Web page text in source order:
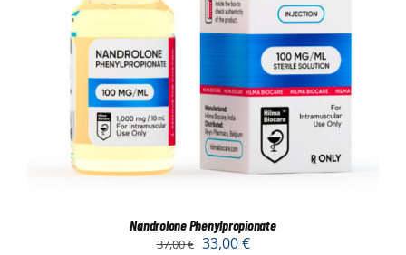
Nandrolone Phenylpropionate
37,00€ 33,00€